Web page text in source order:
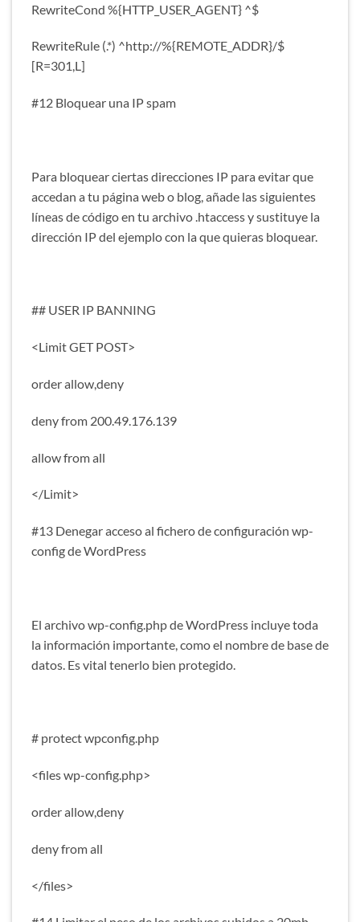
RewriteCond %{HTTP_USER_AGENT} ^$
RewriteRule (.*) ^http://%{REMOTE_ADDR}/$
[R=301,L]
#12 Bloquear una IP spam
Para bloquear ciertas direcciones IP para evitar que
accedan a tu página web o blog, añade las siguientes
líneas de código en tu archivo .htaccess y sustituye la
dirección IP del ejemplo con la que quieras bloquear.
## USER IP BANNING
<Limit GET POST>
order allow,deny
deny from 200.49.176.139
allow from all
</Limit>
#13 Denegar acceso al fichero de configuración wp-
config de WordPress
El archivo wp-config.php de WordPress incluye toda
la información importante, como el nombre de base de
datos. Es vital tenerlo bien protegido.
# protect wpconfig.php
<files wp-config.php>
order allow,deny
deny from all
</files>